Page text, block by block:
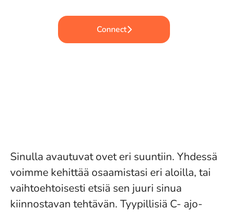
Connect
Sinulla avautuvat ovet eri suuntiin. Yhdessä
voimme kehittää osaamistasi eri aloilla, tai
vaihtoehtoisesti etsiä sen juuri sinua
kiinnostavan tehtävän. Tyypillisiä C- ajo-